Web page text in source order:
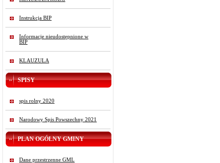
Instrukcja BIP
Informacje nieudostępnione w
BIP
KLAUZULA
SPISY
spis rolny 2020
Narodowy Spis Powszechny 2021
PLAN OGÓLNY GMINY
Dane przestrzenne GML